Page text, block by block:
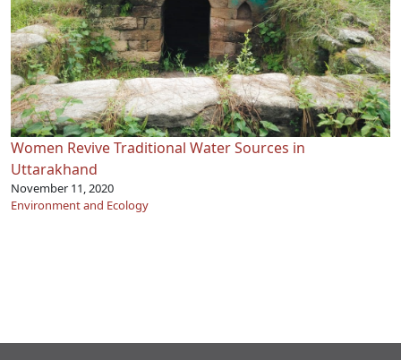
Women Revive Traditional Water Sources in
Uttarakhand
November 11, 2020
Environment and Ecology